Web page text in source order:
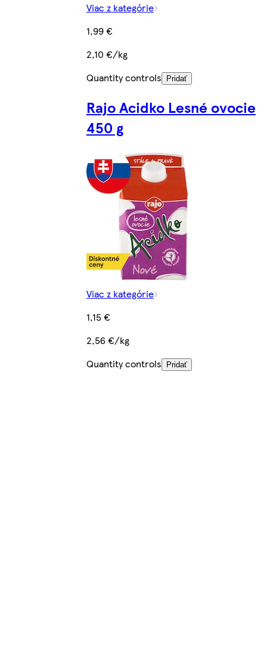
Viac z kategórie
1,99 €
2,10 €/kg
Quantity controls
Pridať
Rajo Acidko Lesné ovocie
450 g
Viac z kategórie
1,15 €
2,56 €/kg
Quantity controls
Pridať